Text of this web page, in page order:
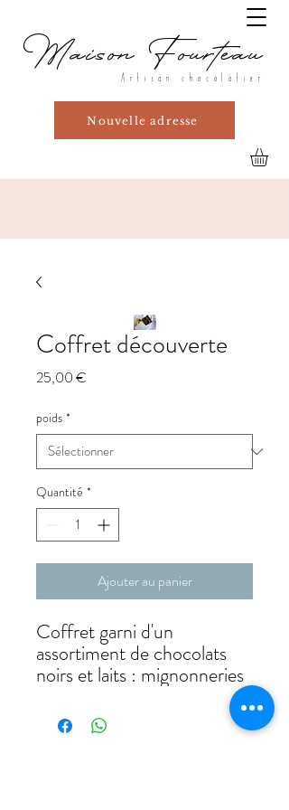
Maison Fourteau
Artisan chocolatier
Nouvelle adresse
Coffret découverte
25,00 €
poids *
Quantité *
Ajouter au panier
Coffret garni d'un
assortiment de chocolats
noirs et laits : mignonneries
mendiants laits et noirs,
croc'amandes,